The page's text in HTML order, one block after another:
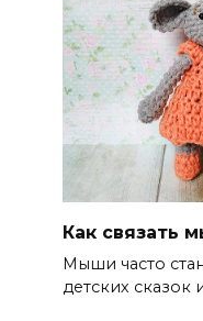
Как связать
Мыши часто
детских сказок